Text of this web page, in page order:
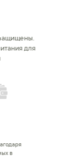
для
в